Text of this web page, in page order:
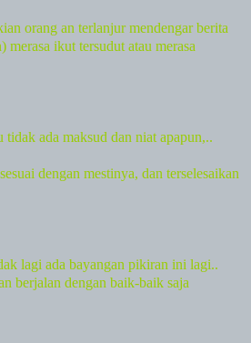
orang an terlanjur mendengar berita
ikut tersudut atau merasa
ada maksud dan niat apapun,..
dengan mestinya, dan terselesaikan
lagi ada bayangan pikiran ini lagi..
berjalan dengan baik-baik saja